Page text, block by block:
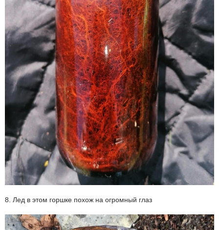
8. Лед в этом горшке похож на огромный глаз